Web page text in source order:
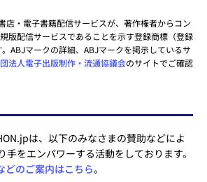
店・電子書籍配信サービスが、著作権者からコン
版配信サービスであることを示す登録商標（登録
ABJマークの詳細、ABJマークを掲示しているサ
法人電子出版制作・流通協議会のサイトでご確認
は、以下のみなさまの賛助などによ
手をエンパワーする活動をしております。
どのご案内はこちら。